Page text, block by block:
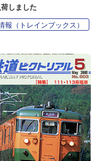
しました
報（トレインブックス）